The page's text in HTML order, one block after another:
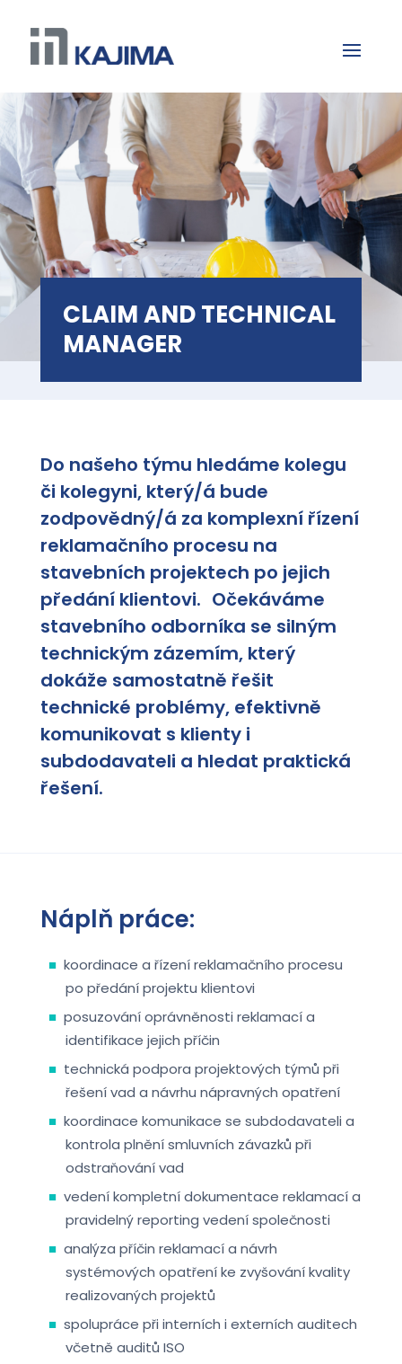
CLAIM AND TECHNICAL
MANAGER
Do našeho týmu hledáme kolegu
či kolegyni, který/á bude
zodpovědný/á za komplexní řízení
reklamačního procesu na
stavebních projektech po jejich
předání klientovi. Očekáváme
stavebního odborníka se silným
technickým zázemím, který
dokáže samostatně řešit
technické problémy, efektivně
komunikovat s klienty i
subdodavateli a hledat praktická
řešení.
Náplň práce:
koordinace a řízení reklamačního procesu
po předání projektu klientovi
posuzování oprávněnosti reklamací a
identifikace jejich příčin
technická podpora projektových týmů při
řešení vad a návrhu nápravných opatření
koordinace komunikace se subdodavateli a
kontrola plnění smluvních závazků při
odstraňování vad
vedení kompletní dokumentace reklamací a
pravidelný reporting vedení společnosti
analýza příčin reklamací a návrh
systémových opatření ke zvyšování kvality
realizovaných projektů
spolupráce při interních i externích auditech
včetně auditů ISO